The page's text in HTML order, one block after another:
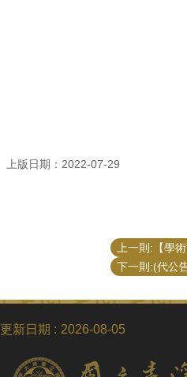
究
新
息
上版日期：2022-07-29
更新日期 2026-08-05